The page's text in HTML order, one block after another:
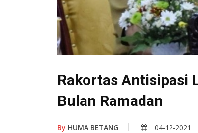
Rakortas Antisipasi
Bulan Ramadan
By HUMA BETANG 04-12-2021